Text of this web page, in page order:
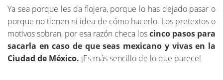
Ya sea porque les da flojera, porque lo has dejado pasar o
porque no tienen ni idea de cómo hacerlo. Los pretextos o
motivos sobran, por esa razón checa loscinco pasos para
sacarla en caso de que seas mexicano y vivas en la
Ciudad de México. ¡Es más sencillo de lo que parece!